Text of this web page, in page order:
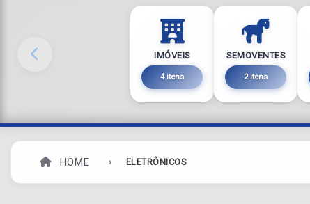
IMÓVEIS
4 itens
SEMOVENTES
2 itens
HOME ELETRÔNICOS